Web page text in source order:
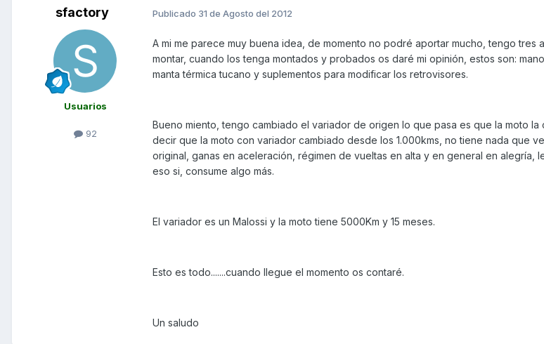
sfactory
Usuarios
92
Publicado 31 de Agosto del 2012
A mi me parece muy buena idea, de momento no podré aportar mucho, tengo tres
montar, cuando los tenga montados y probados os daré mi opinión, estos son:
manta térmica tucano y suplementos para modificar los retrovisores.
Bueno miento, tengo cambiado el variador de origen lo que pasa es que la moto
decir que la moto con variador cambiado desde los 1.000kms, no tiene nada que
original, ganas en aceleración, régimen de vueltas en alta y en general en alegría,
eso si, consume algo más.
El variador es un Malossi y la moto tiene 5000Km y 15 meses.
Esto es todo.......cuando llegue el momento os contaré.
Un saludo